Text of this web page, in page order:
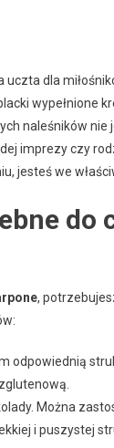
dla
wypełnione
naleśników nie
imprezy czy
jesteś we
,
odpowiednią
Można
i puszystej